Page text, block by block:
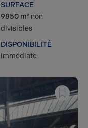
SURFACE
9850 m² non
divisibles
DISPONIBILITÉ
Immédiate